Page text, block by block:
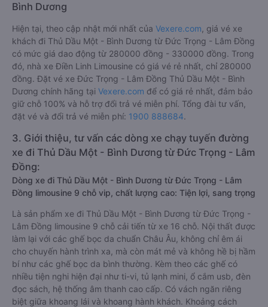
Bình Dương
Hiện tại, theo cập nhật mới nhất của Vexere.com , giá vé xe
khách đi Thủ Dầu Một - Bình Dương từ Đức Trọng - Lâm Đồng
có mức giá dao động từ 280000 đồng - 330000 đồng. Trong
đó, nhà xe Điền Linh Limousine có giá vé rẻ nhất, chỉ 280000
đồng. Đặt vé xe Đức Trọng - Lâm Đồng Thủ Dầu Một - Bình
Dương chính hãng tại Vexere.com để có giá rẻ nhất, đảm bảo
giữ chỗ 100% và hỗ trợ đổi trả vé miễn phí. Tổng đài tư vấn,
đặt vé và đổi trả vé miễn phí: 1900 888684.
3. Giới thiệu, tư vấn các dòng xe chạy tuyến đường
xe đi Thủ Dầu Một - Bình Dương từ Đức Trọng - Lâm
Đồng:
Dòng xe đi Thủ Dầu Một - Bình Dương từ Đức Trọng - Lâm
Đồng limousine 9 chỗ vip, chất lượng cao: Tiện lợi, sang trọng
Là sản phẩm xe đi Thủ Dầu Một - Bình Dương từ Đức Trọng -
Lâm Đồng limousine 9 chỗ cải tiến từ xe 16 chỗ. Nội thất được
làm lại với các ghế bọc da chuẩn Châu Âu, không chỉ êm ái
cho chuyến hành trình xa, mà còn mát mẻ và không hề bị hầm
bí như các ghế bọc da bình thường. Kèm theo các ghế có
nhiều tiện nghi hiện đại như ti-vi, tủ lạnh mini, ổ cắm usb, đèn
đọc sách, hệ thống âm thanh cao cấp. Có vách ngăn riêng
biệt giữa khoang lái và khoang hành khách. Khoảng cách